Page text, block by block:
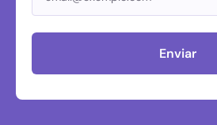
Enviar